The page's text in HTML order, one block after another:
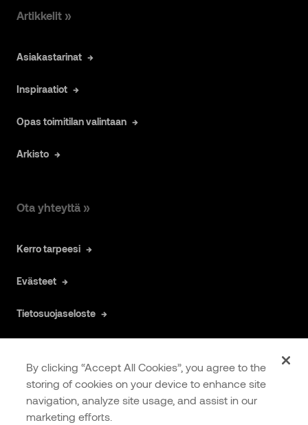
Artikkelit »
Asiakastarinat
Inspiraatiot
Opas toimitilan valintaan
Arkisto
Ota yhteyttä »
Kerro tarpeesi
Evästeet
Tietosuojaseloste
COOKIES
SETTINGS
By clicking “Accept All Cookies”, you agree to the
storing of cookies on your device to enhance site
navigation, analyze site usage, and assist in our
marketing efforts.